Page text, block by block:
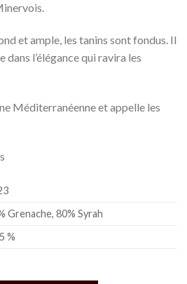
et ample, les tanins sont fondus. Il
dans l’élégance qui ravira les
Méditerranéenne et appelle les
Grenache, 80% Syrah
%